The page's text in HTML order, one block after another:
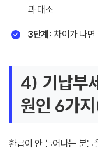
과 대조
3단계 : 차이가 나면
4) 기납부
원인 6가
환급이 안 늘어나는 분들